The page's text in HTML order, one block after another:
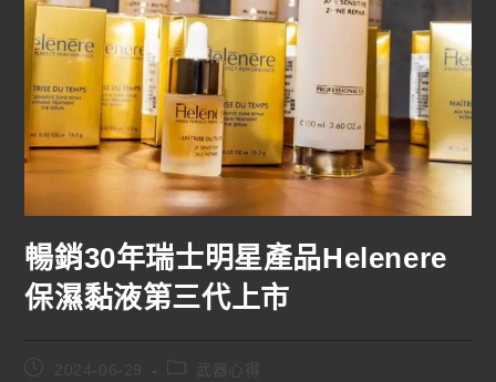
暢銷30年瑞士明星產品Helenere
保濕黏液第三代上市
2024-06-29